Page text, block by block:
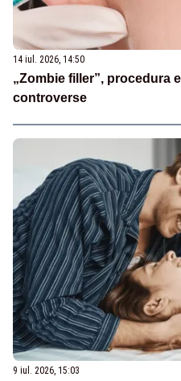
14 iul. 2026, 14:50
„Zombie filler”, procedura
controverse
9 iul. 2026, 15:03